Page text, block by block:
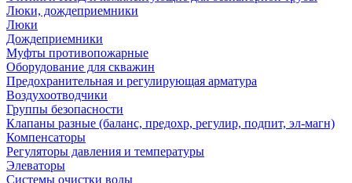
Люки, дождеприемники
Люки
Дождеприемники
Муфты противопожарные
Оборудование для скважин
Предохранительная и регулирующая арматура
Воздухоотводчики
Группы безопасности
Клапаны разные (баланс, предохр, регулир, подпит, эл-магн)
Компенсаторы
Регуляторы давления и температуры
Элеваторы
Системы очистки воды